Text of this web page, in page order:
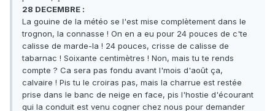
28 DECEMBRE :
La gouine de la météo se l'est mise complètement dans le
trognon, la connasse ! On en a eu pour 24 pouces de c'te
calisse de marde-la ! 24 pouces, crisse de calisse de
tabarnac ! Soixante centimètres ! Non, mais tu te rends
compte ? Ca sera pas fondu avant l'mois d'août ça,
calvaire ! Pis tu le croiras pas, mais la charrue est restée
prise dans le banc de neige en face, pis l'hostie d'écourant
qui la conduit est venu cogner chez nous pour demander